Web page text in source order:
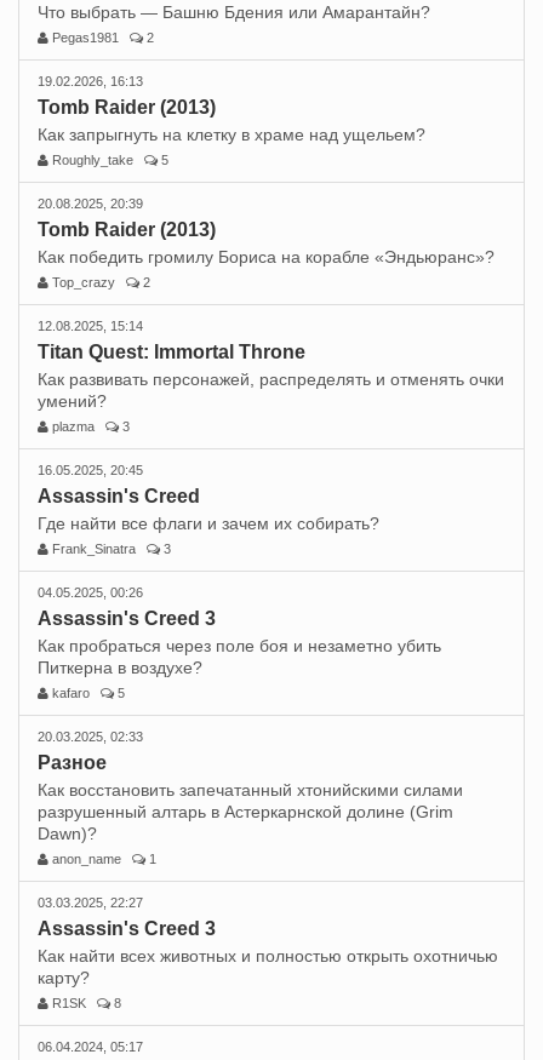
Что выбрать — Башню Бдения или Амарантайн?
Pegas1981 2
19.02.2026, 16:13
Tomb Raider (2013)
Как запрыгнуть на клетку в храме над ущельем?
Roughly_take 5
20.08.2025, 20:39
Tomb Raider (2013)
Как победить громилу Бориса на корабле «Эндьюранс»?
Top_crazy 2
12.08.2025, 15:14
Titan Quest: Immortal Throne
Как развивать персонажей, распределять и отменять очки
умений?
plazma 3
16.05.2025, 20:45
Assassin's Creed
Где найти все флаги и зачем их собирать?
Frank_Sinatra 3
04.05.2025, 00:26
Assassin's Creed 3
Как пробраться через поле боя и незаметно убить
Питкерна в воздухе?
kafaro 5
20.03.2025, 02:33
Разное
Как восстановить запечатанный хтонийскими силами
разрушенный алтарь в Астеркарнской долине (Grim
Dawn)?
anon_name 1
03.03.2025, 22:27
Assassin's Creed 3
Как найти всех животных и полностью открыть охотничью
карту?
R1SK 8
06.04.2024, 05:17